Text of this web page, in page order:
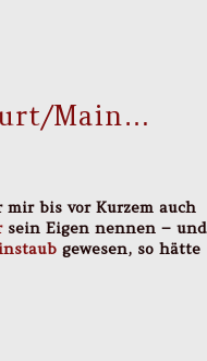
Main…
mir bis vor Kurzem auch
sein Eigen nennen – und
gewesen, so hätte